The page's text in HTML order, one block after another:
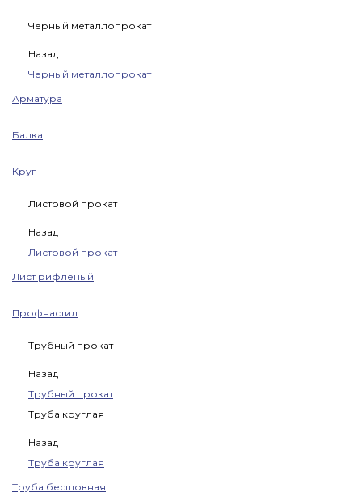
Черный металлопрокат
Назад
Черный металлопрокат
Арматура
Балка
Круг
Листовой прокат
Назад
Листовой прокат
Лист рифленый
Профнастил
Трубный прокат
Назад
Трубный прокат
Труба круглая
Назад
Труба круглая
Труба бесшовная